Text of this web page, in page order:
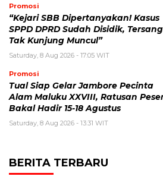
Promosi
“Kejari SBB Dipertanyakan! Kasus
SPPD DPRD Sudah Disidik,
Tak Kunjung Muncul”
Saturday, 8 Aug 2026 - 17:05 WIT
Promosi
Tual Siap Gelar Jambore Pecinta
Alam Maluku XXVIII, Ratusan
Bakal Hadir 15-18 Agustus
Saturday, 8 Aug 2026 - 13:31 WIT
BERITA TERBARU